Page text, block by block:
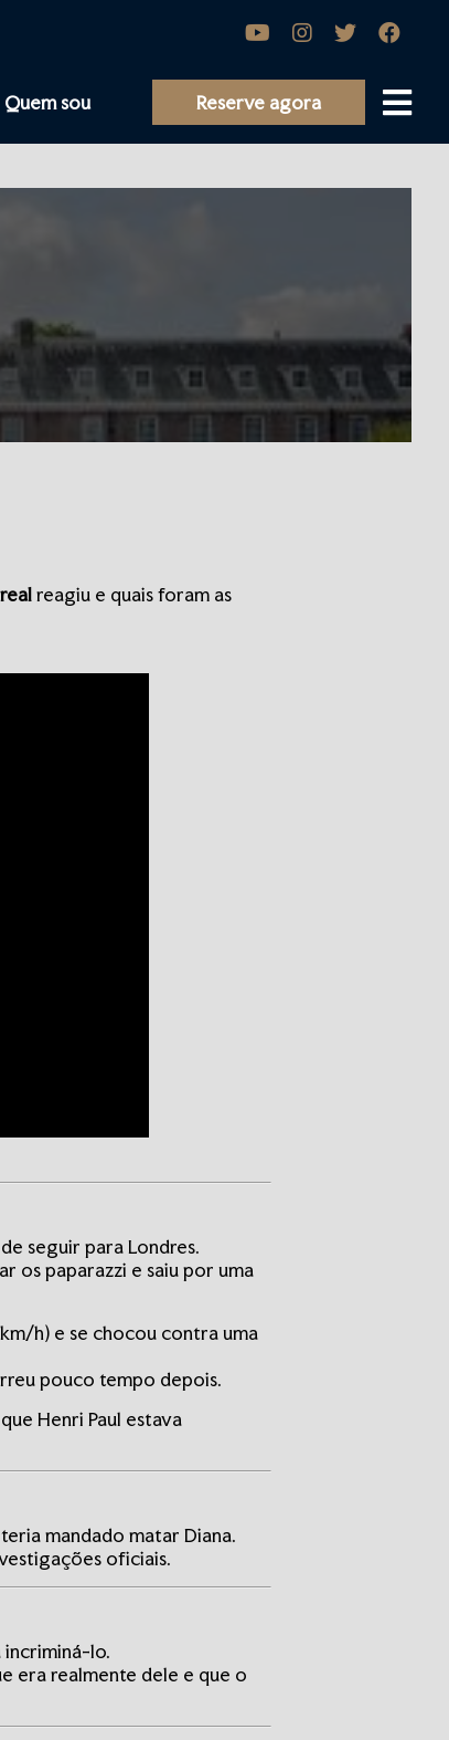
Quem sou Reserve agora
reagiu e quais foram as
seguir para Londres.
os paparazzi e saiu por uma
h) e se chocou contra uma
pouco tempo depois.
Henri Paul estava
teria mandado matar Diana.
oficiais.
incriminá-lo.
era realmente dele e que o